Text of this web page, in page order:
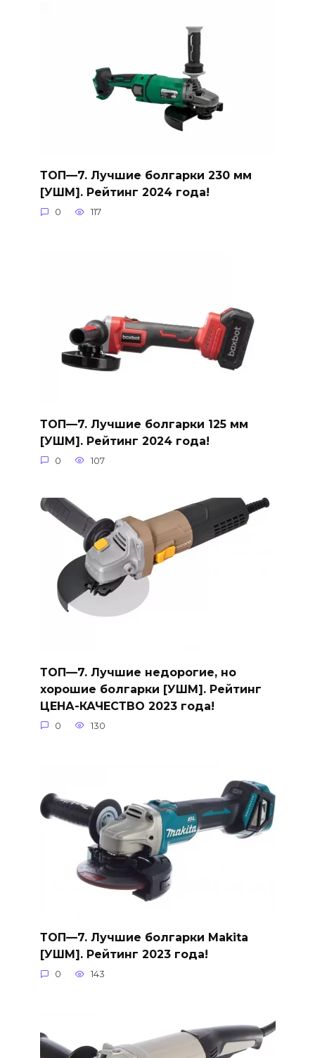
ТОП—7. Лучшие болгарки 230 мм
[УШМ]. Рейтинг 2024 года!
0 117
ТОП—7. Лучшие болгарки 125 мм
[УШМ]. Рейтинг 2024 года!
0 107
ТОП—7. Лучшие недорогие, но
хорошие болгарки [УШМ]. Рейтинг
ЦЕНА-КАЧЕСТВО 2023 года!
0 130
ТОП—7. Лучшие болгарки Makita
[УШМ]. Рейтинг 2023 года!
0 143